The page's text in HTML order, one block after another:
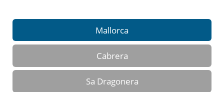
Mallorca
Cabrera
Sa Dragonera